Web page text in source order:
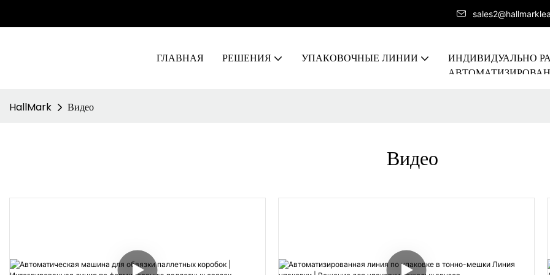
ГЛАВНАЯ РЕШЕНИЯ УПАКОВОЧНЫЕ ЛИНИИ
ИНДИВИДУАЛЬНО
HallMark Видео
Видео